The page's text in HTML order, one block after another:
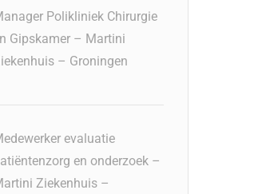
Polikliniek Chirurgie
Gipskamer – Martini
– Groningen
evaluatie
en onderzoek –
Ziekenhuis –